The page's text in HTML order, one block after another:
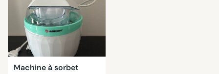
Machine à sorbet